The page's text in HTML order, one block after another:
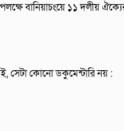
বানিয়াচংয়ে ১১ দলীয়
সেটা কোনো ডকুমেন্টারি নয় :